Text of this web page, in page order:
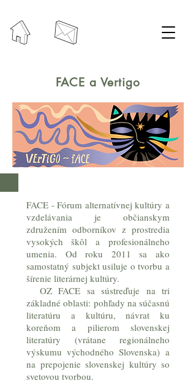
FACE a Vertigo
FACE - Fórum alternatívnej kultúry a
vzdelávania je občianskym
združením odborníkov z prostredia
vysokých škôl a profesionálneho
umenia. Od roku 2011 sa ako
samostatný subjekt usiluje o tvorbu a
šírenie literárnej kultúry.
OZ FACE sa sústreďuje na tri
základné oblasti: pohľady na súčasnú
literatúru a kultúru, návrat ku
koreňom a pilierom slovenskej
literatúry (vrátane regionálneho
výskumu východného Slovenska) a
na prepojenie slovenskej kultúry so
svetovou tvorbou.